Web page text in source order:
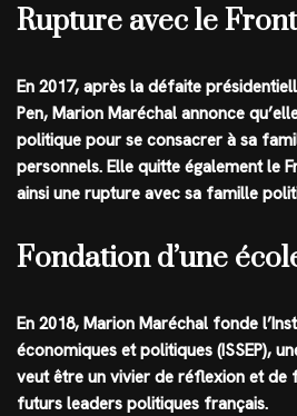
Rupture avec le
En 2017, après la défaite
Pen, Marion Maréchal annonce
politique pour se consacrer à sa
personnels. Elle quitte également le
ainsi une rupture avec sa famille
Fondation d’une
En 2018, Marion Maréchal fonde
économiques et politiques (ISSEP),
veut être un vivier de réflexion et de
futurs leaders politiques français.